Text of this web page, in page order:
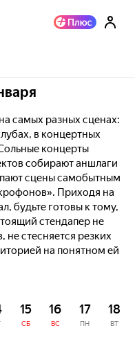
самых разных сценах:
в концертных
концерты
собирают аншлаги
сцены самобытным
Приходя на
будьте готовы к тому,
стендапер не
стесняется резких
на понятном ей
15
СБ
16
ВС
17
ПН
18
ВТ